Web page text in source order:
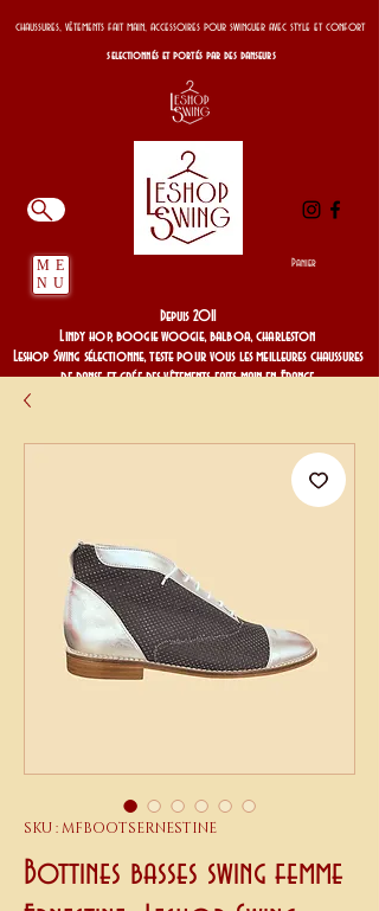
chaussures, vêtements fait main, accessoires pour swinguer avec style et confort
selectionnés et portés par des danseurs
ME
NU
Panier
Depuis 2011
Lindy hop, boogie woogie, balboa, charleston
Leshop Swing sélectionne, teste pour vous les meilleures chaussures
de danse et crée des vêtements faits main en France
SKU : MFBOOTSERNESTINE
Bottines basses swing femme